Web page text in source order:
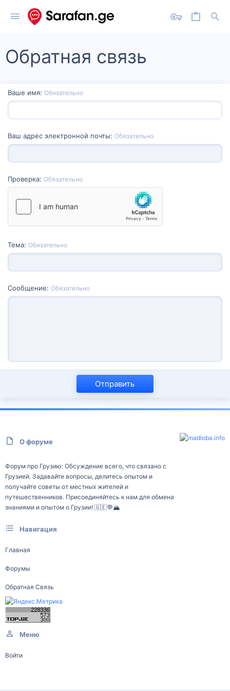
Обратная связь
Ваше имя Обязательно
Ваш адрес электронной почты Обязательно
Проверка Обязательно
Тема Обязательно
Сообщение Обязательно
Отправить
О форуме
Форум про Грузию: Обсуждение всего, что связано с
Грузией. Задавайте вопросы, делитесь опытом и
получайте советы от местных жителей и
путешественников. Присоединяйтесь к нам для обмена
знаниями и опытом о Грузии! 🇬🇪💬🏔️
Навигация
Главная
Форумы
Обратная Связь
Меню
Войти